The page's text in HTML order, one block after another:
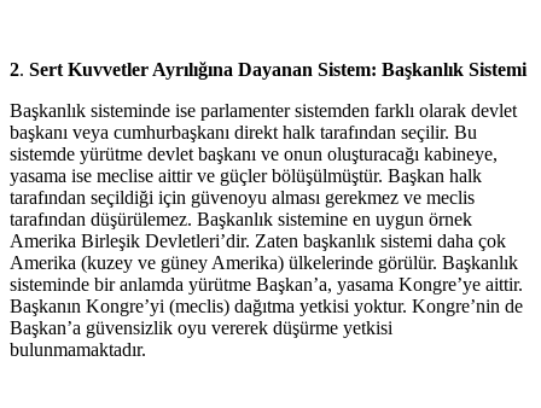
2. Sert Kuvvetler Ayrılığına Dayanan Sistem: Başkanlık Sistemi
Başkanlık sisteminde ise parlamenter sistemden farklı olarak devlet
başkanı veya cumhurbaşkanı direkt halk tarafından seçilir. Bu
sistemde yürütme devlet başkanı ve onun oluşturacağı kabineye,
yasama ise meclise aittir ve güçler bölüşülmüştür. Başkan halk
tarafından seçildiği için güvenoyu alması gerekmez ve meclis
tarafından düşürülemez. Başkanlık sistemine en uygun örnek
Amerika Birleşik Devletleri’dir. Zaten başkanlık sistemi daha çok
Amerika (kuzey ve güney Amerika) ülkelerinde görülür. Başkanlık
sisteminde bir anlamda yürütme Başkan’a, yasama Kongre’ye aittir.
Başkanın Kongre’yi (meclis) dağıtma yetkisi yoktur. Kongre’nin de
Başkan’a güvensizlik oyu vererek düşürme yetkisi
bulunmamaktadır.